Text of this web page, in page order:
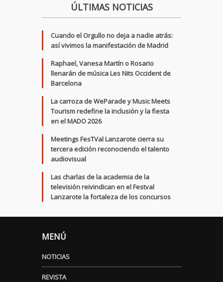
ÚLTIMAS NOTICIAS
Cuando el Orgullo no deja a nadie atrás:
así vivimos la manifestación de Madrid
Raphael, Vanesa Martín o Rosario
llenarán de música Les Nits Occident de
Barcelona
La carroza de WeParade y Music Meets
Tourism redefine la inclusión y la fiesta
en el MADO 2026
Meetings FesTVal Lanzarote cierra su
tercera edición reconociendo el talento
audiovisual
Las charlas de la academia de la
televisión reivindican en el Festval
Lanzarote la fortaleza de los concursos
MENÚ
NOTICIAS
REVISTA